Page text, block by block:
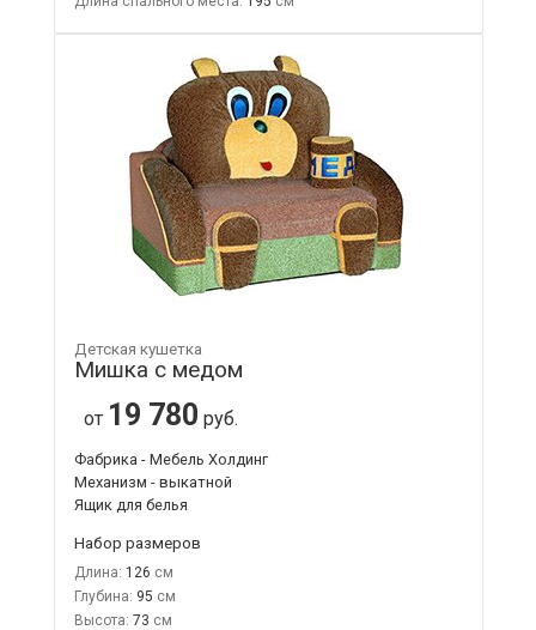
Детская кушетка
Мишка с медом
от 19 780 руб.
Фабрика - Мебель Холдинг
Механизм - выкатной
Ящик для белья
Набор размеров
Длина: 126
Глубина: 95
Высота: 73